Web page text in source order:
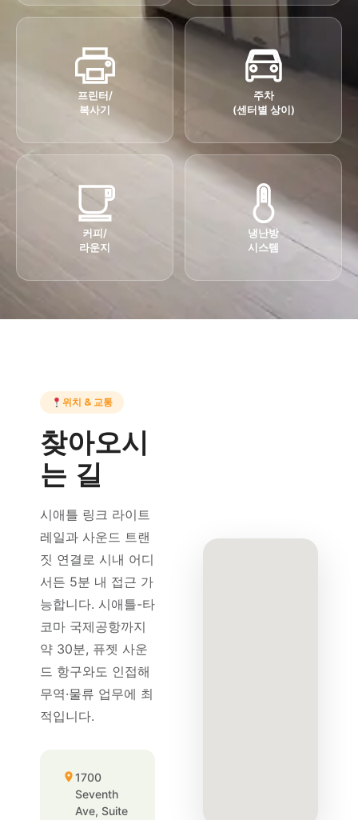
프린터/
복사기
주차
(센터별 상이)
커피/
라운지
냉난방
시스템
위치 & 교통
찾아오시
는 길
시애틀 링크 라이트
레일과 사운드 트랜
짓 연결로 시내 어디
서든 5분 내 접근 가
능합니다. 시애틀-타
코마 국제공항까지
약 30분, 퓨젯 사운
드 항구와도 인접해
무역·물류 업무에 최
적입니다.
1700
Seventh
Ave, Suite